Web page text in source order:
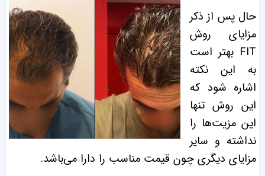
حال پس از ذکر
مزایای روش
FIT بهتر است
به این نکته
اشاره شود که
این روش تنها
این مزیت‌ها را
نداشته و سایر
مزایای دیگری چون قیمت مناسب را دارا می‌باشد.